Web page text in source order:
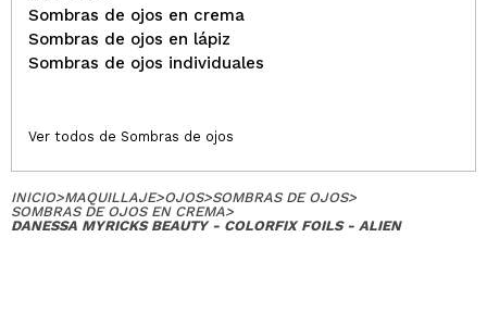
Sombras de ojos en crema
Sombras de ojos en lápiz
Sombras de ojos individuales
Ver todos de Sombras de ojos
INICIO>MAQUILLAJE>OJOS>SOMBRAS DE OJOS>
SOMBRAS DE OJOS EN CREMA>
DANESSA MYRICKS BEAUTY - COLORFIX FOILS - ALIEN